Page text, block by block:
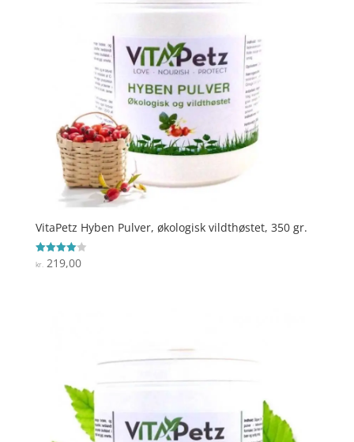
VitaPetz Hyben Pulver, økologisk vildthøstet, 350 gr.
Vurderet
4
kr.219,00